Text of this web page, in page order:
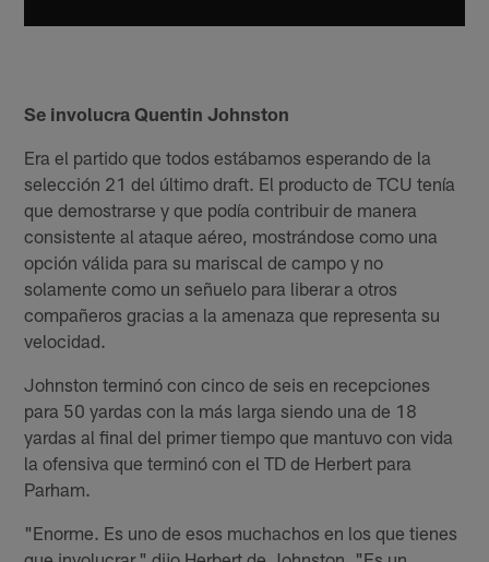
Se involucra Quentin Johnston
Era el partido que todos estábamos esperando de la
selección 21 del último draft. El producto de TCU tenía
que demostrarse y que podía contribuir de manera
consistente al ataque aéreo, mostrándose como una
opción válida para su mariscal de campo y no
solamente como un señuelo para liberar a otros
compañeros gracias a la amenaza que representa su
velocidad.
Johnston terminó con cinco de seis en recepciones
para 50 yardas con la más larga siendo una de 18
yardas al final del primer tiempo que mantuvo con vida
la ofensiva que terminó con el TD de Herbert para
Parham.
"Enorme. Es uno de esos muchachos en los que tienes